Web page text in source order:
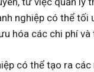
nghiệp có thể
hóa các chi phí
có thể tạo ra